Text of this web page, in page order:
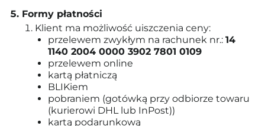
Formy płatności
Klient ma możliwość uiszczenia ceny:
przelewem zwykłym na rachunek nr.: 14
1140 2004 0000 3902 7801 0109
przelewem online
kartą płatniczą
BLIKiem
pobraniem (gotówką przy odbiorze towaru
(kurierowi DHL lub InPost))
kartą podarunkową